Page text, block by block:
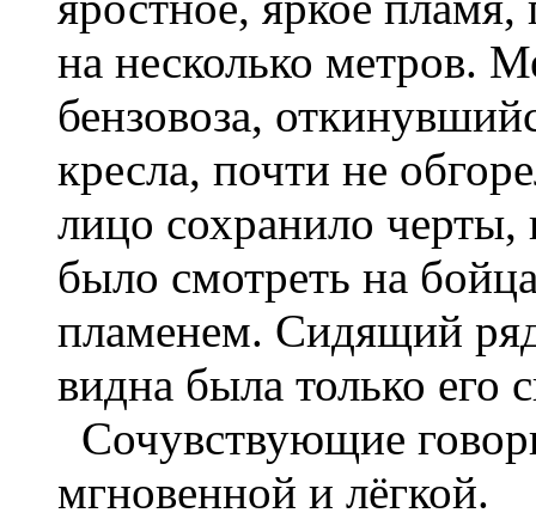
на несколько метров.
бензовоза,
кресла, почти не
лицо сохранило
было смотреть на
пламенем. Сидящий
видна была только его
Сочувствующие
мгновенной и лёгкой.